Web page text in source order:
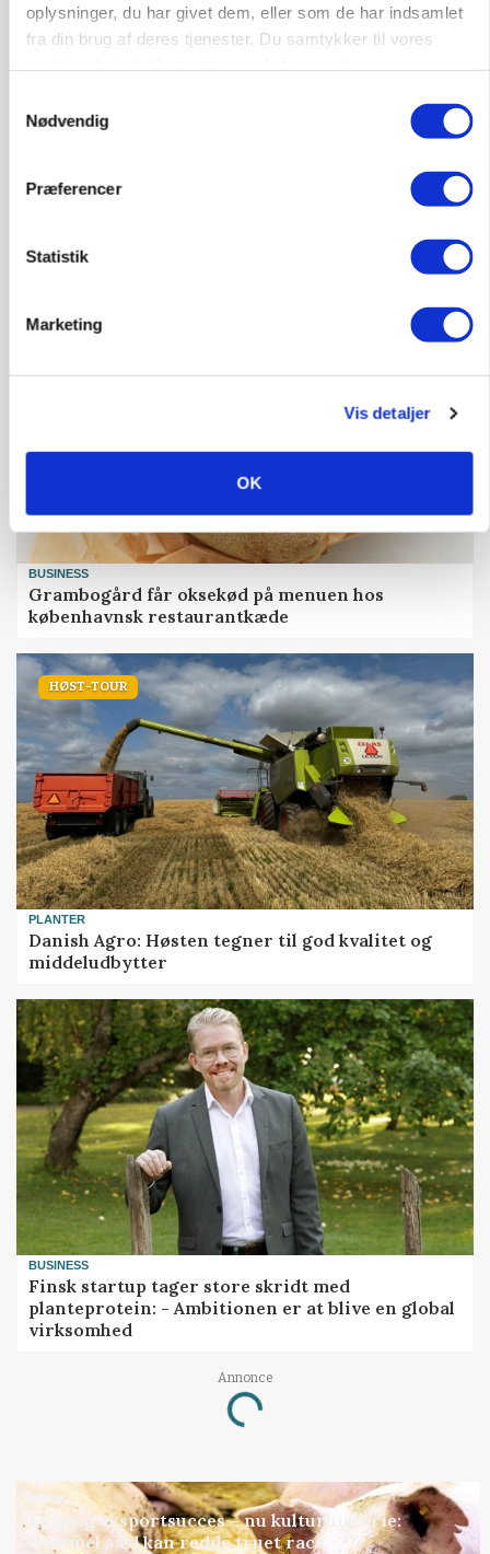
oplysninger, du har givet dem, eller som de har indsamlet
fra din brug af deres tjenester. Du samtykker til vores
Nødvendig
Præferencer
Statistik
Marketing
Vis detaljer
OK
BUSINESS
Lave grisepriser og nye regler øger landbobanks
forsigtighed
Ny griseprognose kan give anledning til et nyt
budgettjek
BUSINESS
Grambogård får oksekød på menuen hos
københavnsk restaurantkæde
HØST-TOUR
PLANTER
Danish Agro: Høsten tegner til god kvalitet og
middeludbytter
BUSINESS
Finsk startup tager store skridt med
planteprotein: - Ambitionen er at blive en global
virksomhed
Annonce
Loading...
GRISE
Engang eksportsucces – nu kulturhistorie:
Gammel sæd kan redde truet race